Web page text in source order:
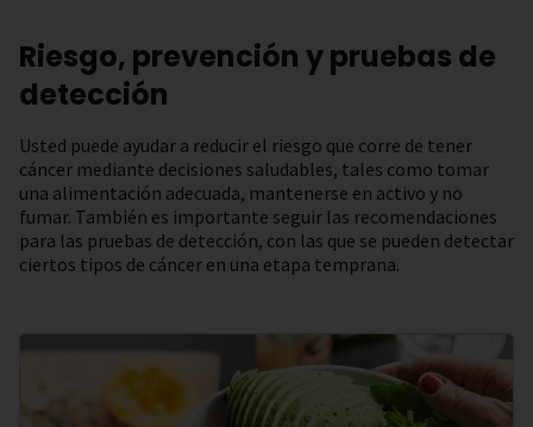
Riesgo, prevención y pruebas de
detección
Usted puede ayudar a reducir el riesgo que corre de tener
cáncer mediante decisiones saludables, tales como tomar
una alimentación adecuada, mantenerse en activo y no
fumar. También es importante seguir las recomendaciones
para las pruebas de detección, con las que se pueden detectar
ciertos tipos de cáncer en una etapa temprana.